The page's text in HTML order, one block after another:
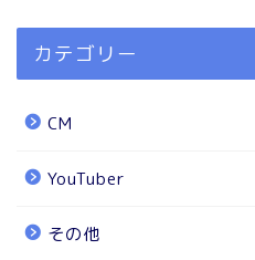
カテゴリー
CM
YouTuber
その他